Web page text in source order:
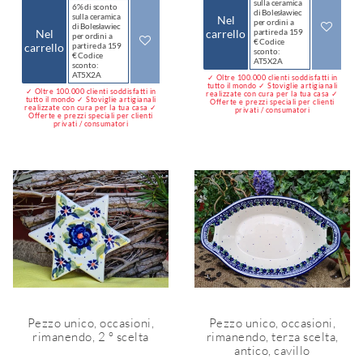
Nel
carrello
6% di sconto
sulla ceramica
di Bolesławiec
per ordini a
partire da 159
€ Codice
sconto:
AT5X2A
✓ Oltre 100.000 clienti soddisfatti in
tutto il mondo ✓ Stoviglie artigianali
realizzate con cura per la tua casa ✓
Offerte e prezzi speciali per clienti
privati / consumatori
Nel
carrello
sulla ceramica
di Bolesławiec
per ordini a
partire da 159
€ Codice
sconto:
AT5X2A
✓ Oltre 100.000 clienti soddisfatti in
tutto il mondo ✓ Stoviglie artigianali
realizzate con cura per la tua casa ✓
Offerte e prezzi speciali per clienti
privati / consumatori
Pezzo unico, occasioni,
rimanendo, 2 ° scelta
Pezzo unico, occasioni,
rimanendo, terza scelta,
antico, cavillo